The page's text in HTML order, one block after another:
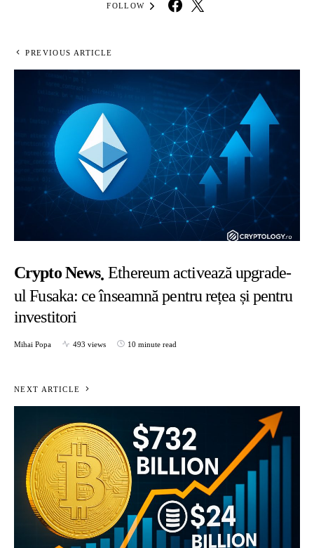
FOLLOW
PREVIOUS ARTICLE
Crypto News Ethereum activează upgrade-
ul Fusaka: ce înseamnă pentru rețea și pentru
investitori
Mihai Popa 493 views 10 minute read
NEXT ARTICLE